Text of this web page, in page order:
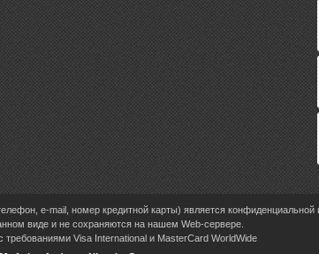
e-mail, номер кредитной карты) является конфиденциальной
виде и не сохраняются на нашем Web-сервере.
Visa International и MasterCard WorldWide